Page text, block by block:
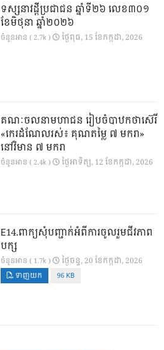
ទស្សនាវដ្ដីប្រជាជន ឆ្នាំទី២៦ លេខ៣០១
ខែមិថុនា ឆ្នាំ២០២៦
ចំនួនអាន ( 2.7k ) ថ្ងៃ​ពុធ, 15 ខែ​កក្កដា, 2026
គណៈចលនាមហាជន រៀបចំបាឋកថាស៊េរី
«កេរដំណែលរស់៖ គុណតម្លៃ ៧ មករា»
នៅវិមាន ៧ មករា
ចំនួនអាន ( 2.4k ) ថ្ងៃ​អាទិត្យ, 12 ខែ​កក្កដា, 2026
E14.ពាក្យសុំបញ្ជាក់អំពីការចូលរួមជីវភាព
បក្ស
ចំនួនអាន ( 1.7k ) ថ្ងៃ​ចន្ទ, 20 ខែ​កក្កដា, 2026
ទាញយក 96 KB